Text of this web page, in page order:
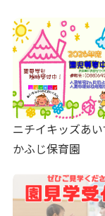
ニチイキッズあ
かふじ保育園